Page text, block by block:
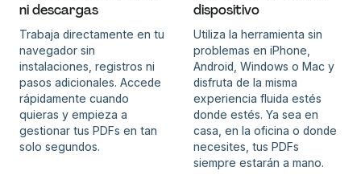
ni descargas
Trabaja directamente en tu
navegador sin
instalaciones, registros ni
pasos adicionales. Accede
rápidamente cuando
quieras y empieza a
gestionar tus PDFs en tan
solo segundos.
dispositivo
Utiliza la herramienta sin
problemas en iPhone,
Android, Windows o Mac y
disfruta de la misma
experiencia fluida estés
donde estés. Ya sea en
casa, en la oficina o donde
necesites, tus PDFs
siempre estarán a mano.